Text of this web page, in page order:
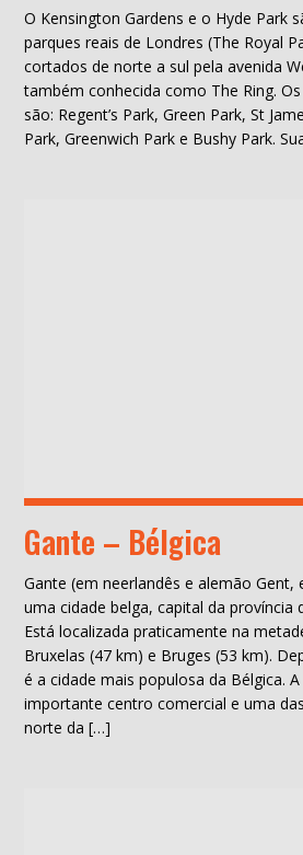
O Kensington Gardens e o Hyde Park
parques reais de Londres (The Royal
cortados de norte a sul pela avenida
também conhecida como The Ring.
são: Regent’s Park, Green Park, St
Park, Greenwich Park e Bushy Park.
Gante – Bélgica
Gante (em neerlandês e alemão Gent,
uma cidade belga, capital da província
Está localizada praticamente na
Bruxelas (47 km) e Bruges (53 km).
é a cidade mais populosa da Bélgica.
importante centro comercial e uma
norte da […]